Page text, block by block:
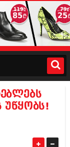
უწყობს!